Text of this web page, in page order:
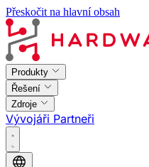
Přeskočit na hlavní obsah
Produkty
Řešení
Zdroje
Vývojáři Partneři